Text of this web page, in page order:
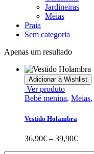
Jardineiras
Meias
Praia
Sem categoria
Apenas um resultado
Adicionar à Wishlist
Ver produtoThis
product
multiple
The
options
Bebé menina, Meias,
Vestido Holambra
36,90€ – 39,90€Price